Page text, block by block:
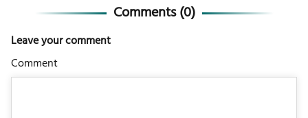
Comments (0)
Leave your comment
Comment